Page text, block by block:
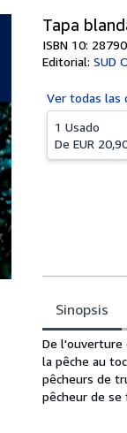
Tapa
ISBN 10:
Editorial: SUD
Ver todas las
1 Usado
De EUR
Sinopsis
Sinopsis
De l'ouverture
la pêche au
pêcheurs de
pêcheur de se